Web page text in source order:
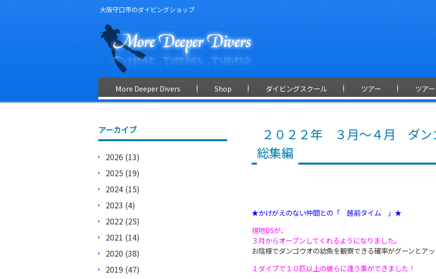
大阪守口市のダイビングショップ
More Deeper Divers Shop ダイビングスクール ツアー ツア
２０２２年 ３月～４月 ダ
総集編
★かけがえのない仲間との「 越前タイム 」★
現地DSが、
３月からオープンしてくれるようになりました。
お陰様でダンゴウオの幼魚を観察できる確率がグーンとア
１ダイブで１０匹以上の彼らに逢う事ができました！
アーカイブ
2026 (13)
2025 (19)
2024 (15)
2023 (4)
2022 (25)
2021 (14)
2020 (38)
2019 (47)